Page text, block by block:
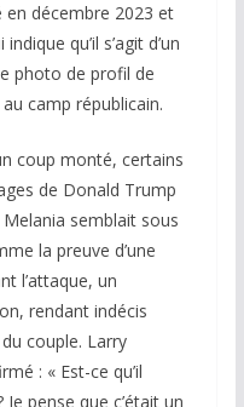
en décembre 2023 et
qu’il s’agit d’un
photo de profil de
camp républicain.
coup monté, certains
de Donald Trump
semblait sous
la preuve d’une
l’attaque, un
rendant indécis
couple. Larry
: « Est-ce qu’il
pense que c’était un